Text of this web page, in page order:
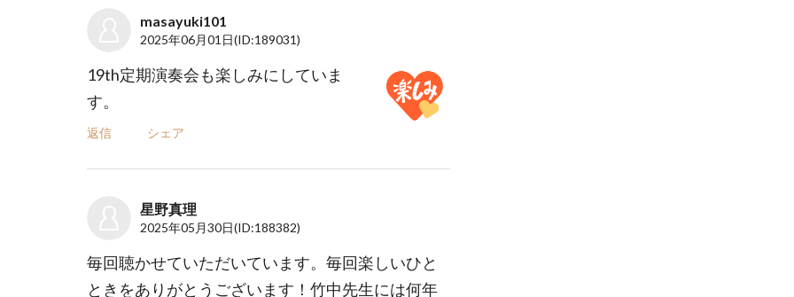
masayuki101
2025年06月01日(ID:189031)
19th定期演奏会も楽しみにしていま
す。
返信 シェア
星野真理
2025年05月30日(ID:188382)
毎回聴かせていただいています。毎回楽しいひと
ときをありがとうございます！竹中先生には何年